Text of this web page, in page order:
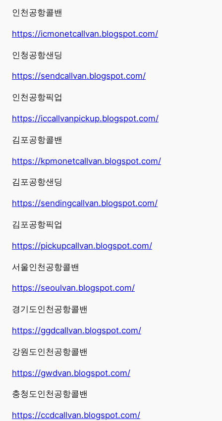
인천공항콜밴
https://icmonetcallvan.blogspot.com/
인청공항샌딩
https://sendcallvan.blogspot.com/
인천공항픽업
https://iccallvanpickup.blogspot.com/
김포공항콜밴
https://kpmonetcallvan.blogspot.com/
김포공항샌딩
https://sendingcallvan.blogspot.com/
김포공항픽업
https://pickupcallvan.blogspot.com/
서울인천공항콜밴
https://seoulvan.blogspot.com/
경기도인천공항콜밴
https://ggdcallvan.blogspot.com/
강원도인천공항콜밴
https://gwdvan.blogspot.com/
충청도인천공항콜밴
https://ccdcallvan.blogspot.com/